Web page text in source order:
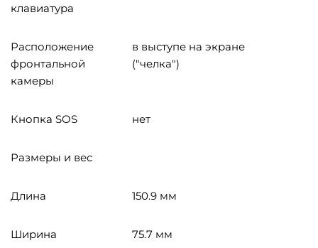
клавиатура
Расположение
фронтальной
камеры
в выступе на экране
("челка")
Кнопка SOS нет
Размеры и вес
Длина 150.9 мм
Ширина 75.7 мм